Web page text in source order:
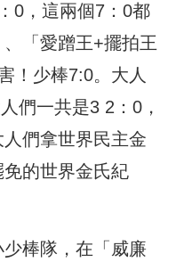
0，這兩個7：0都
「愛蹭王+擺拍王
！少棒7:0。大人
們一共是3 2：0，
們拿世界民主金
的世界金氏紀
棒隊，在「威廉